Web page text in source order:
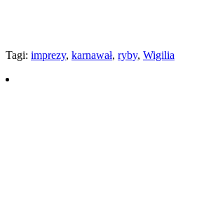
Tagi: imprezy, karnawał, ryby, Wigilia